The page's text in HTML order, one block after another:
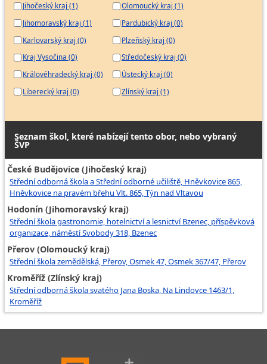
Jihočeský kraj (1)
Jihomoravský kraj (1)
Karlovarský kraj (0)
Kraj Vysočina (0)
Královéhradecký kraj (0)
Liberecký kraj (0)
Olomoucký kraj (1)
Pardubický kraj (0)
Plzeňský kraj (0)
Středočeský kraj (0)
Ústecký kraj (0)
Zlínský kraj (1)
Seznam škol, které nabízejí tento obor, nebo vybraný
ŠVP
České Budějovice (Jihočeský kraj)
Střední odborná škola a Střední odborné učiliště, Hněvkovice 865,
Hněvkovice na pravém břehu Vlt. 865, Týn nad Vltavou
Hodonín (Jihomoravský kraj)
Střední škola gastronomie, hotelnictví a lesnictví Bzenec, příspěvková
organizace, náměstí Svobody 318, Bzenec
Přerov (Olomoucký kraj)
Střední škola zemědělská, Přerov, Osmek 47, Osmek 367/47, Přerov
Kroměříž (Zlínský kraj)
Střední odborná škola svatého Jana Boska, Na Lindovce 1463/1,
Kroměříž